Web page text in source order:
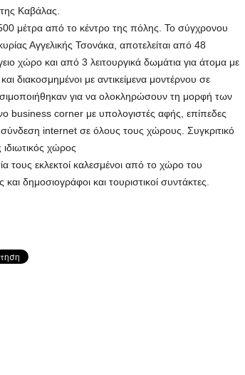
Καβάλας.
μέτρα από το κέντρο της πόλης. Το σύγχρονου
Αγγελικής Τσονάκα, αποτελείται από 48
χώρο και από 3 λειτουργικά δωμάτια για άτομα με
διακοσμημένοι με αντικείμενα μοντέρνου σε
για να ολοκληρώσουν τη μορφή των
business corner με υπολογιστές αφής, επίπεδες
internet σε όλους τους χώρους. Συγκριτικό
χώρος
τους εκλεκτοί καλεσμένοι από το χώρο του
δημοσιογράφοι και τουριστικοί συντάκτες.